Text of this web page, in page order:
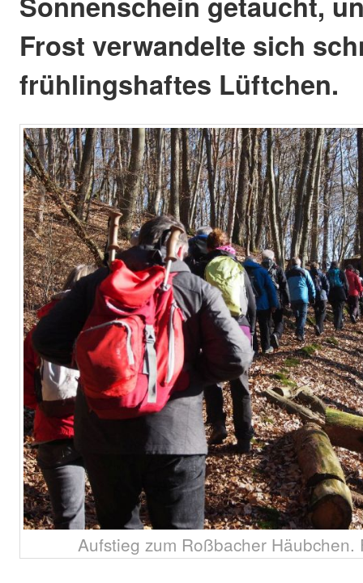
Frost verwandelte sich
frühlingshaftes Lüftchen.
Aufstieg zum Roßbacher Häubchen.